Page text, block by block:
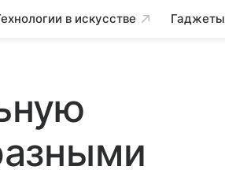
в искусстве Гаджеты